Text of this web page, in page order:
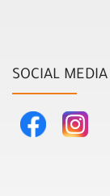
SOCIAL MEDIA